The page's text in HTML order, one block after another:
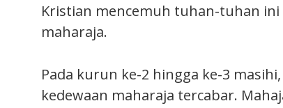
Kristian mencemuh tuhan-tuhan
maharaja.
Pada kurun ke-2 hingga ke-3
kedewaan maharaja tercabar.